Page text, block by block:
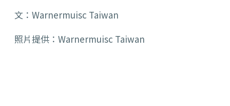
文：Warnermuisc Taiwan
照片提供：Warnermuisc Taiwan